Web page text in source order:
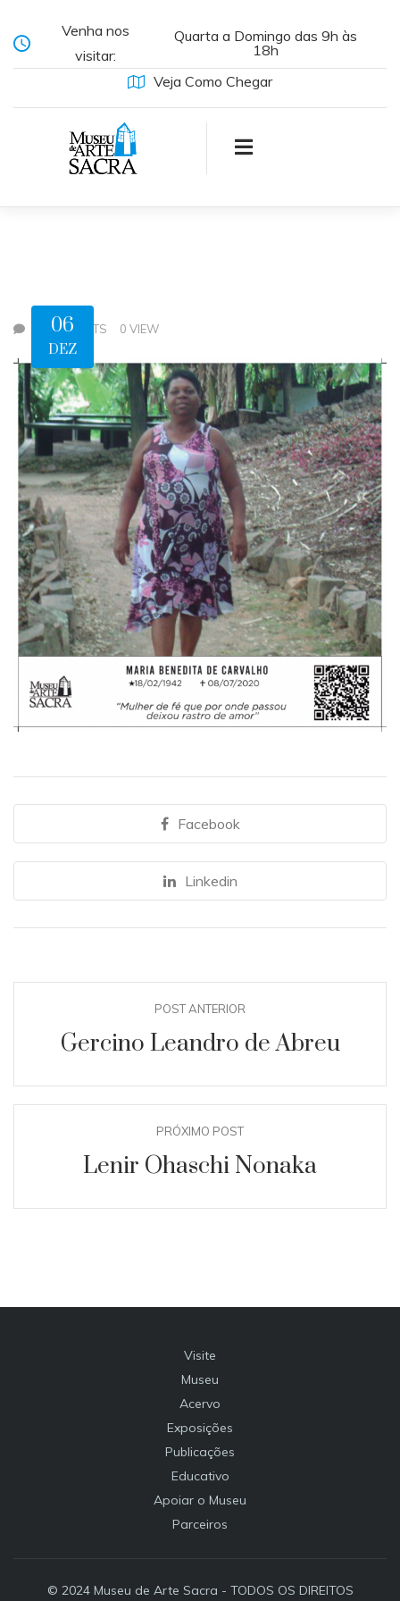
Venha nos
visitar:
Quarta a Domingo das 9h às
18h
Veja Como Chegar
06
DEZ
0 COMMENTS 0 VIEW
Facebook
Linkedin
POST ANTERIOR
Gercino Leandro de Abreu
PRÓXIMO POST
Lenir Ohaschi Nonaka
Visite
Museu
Acervo
Exposições
Publicações
Educativo
Apoiar o Museu
Parceiros
© 2024 Museu de Arte Sacra - TODOS OS DIREITOS